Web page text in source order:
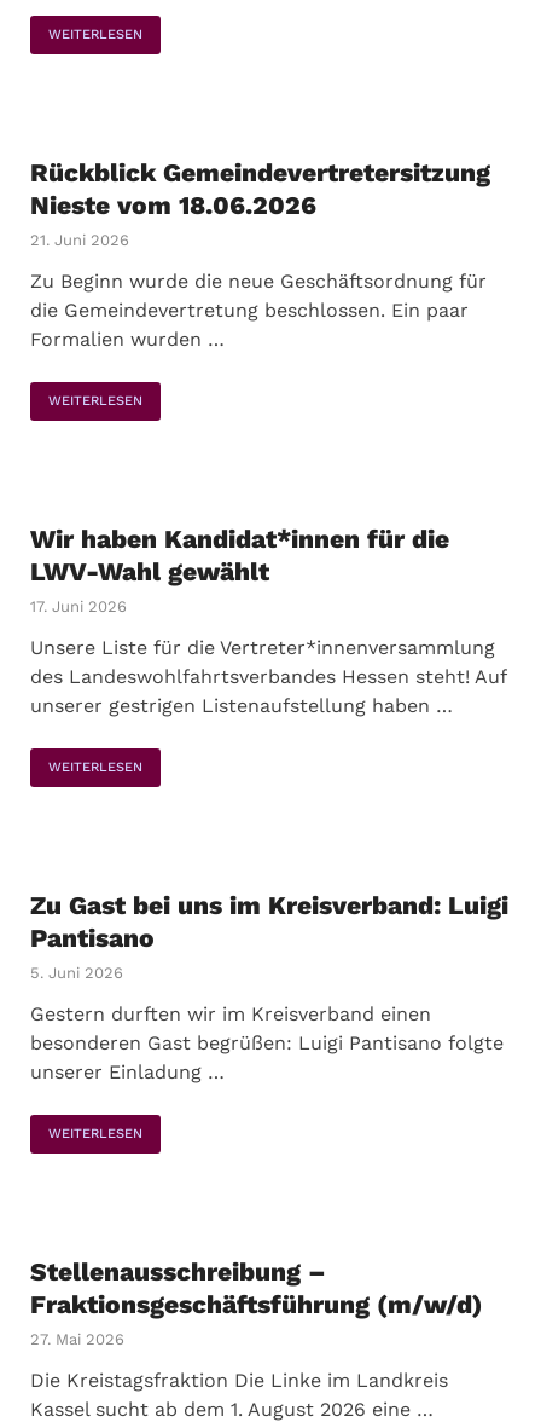
WEITERLESEN
Rückblick Gemeindevertretersitzung
Nieste vom 18.06.2026
21. Juni 2026
Zu Beginn wurde die neue Geschäftsordnung für
die Gemeindevertretung beschlossen. Ein paar
Formalien wurden …
WEITERLESEN
Wir haben Kandidat*innen für die
LWV-Wahl gewählt
17. Juni 2026
Unsere Liste für die Vertreter*innenversammlung
des Landeswohlfahrtsverbandes Hessen steht! Auf
unserer gestrigen Listenaufstellung haben …
WEITERLESEN
Zu Gast bei uns im Kreisverband: Luigi
Pantisano
5. Juni 2026
Gestern durften wir im Kreisverband einen
besonderen Gast begrüßen: Luigi Pantisano folgte
unserer Einladung …
WEITERLESEN
Stellenausschreibung –
Fraktionsgeschäftsführung (m/w/d)
27. Mai 2026
Die Kreistagsfraktion Die Linke im Landkreis
Kassel sucht ab dem 1. August 2026 eine …